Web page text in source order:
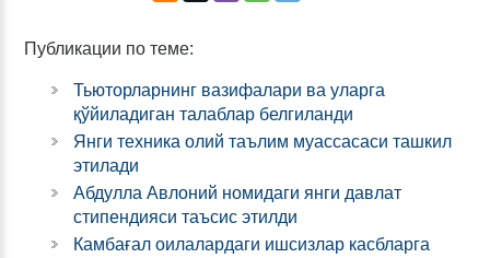
Публикации по теме:
Тьюторларнинг вазифалари ва уларга
қўйиладиган талаблар белгиланди
Янги техника олий таълим муассасаси ташкил
этилади
Абдулла Авлоний номидаги янги давлат
стипендияси таъсис этилди
Камбағал оилалардаги ишсизлар касбларга